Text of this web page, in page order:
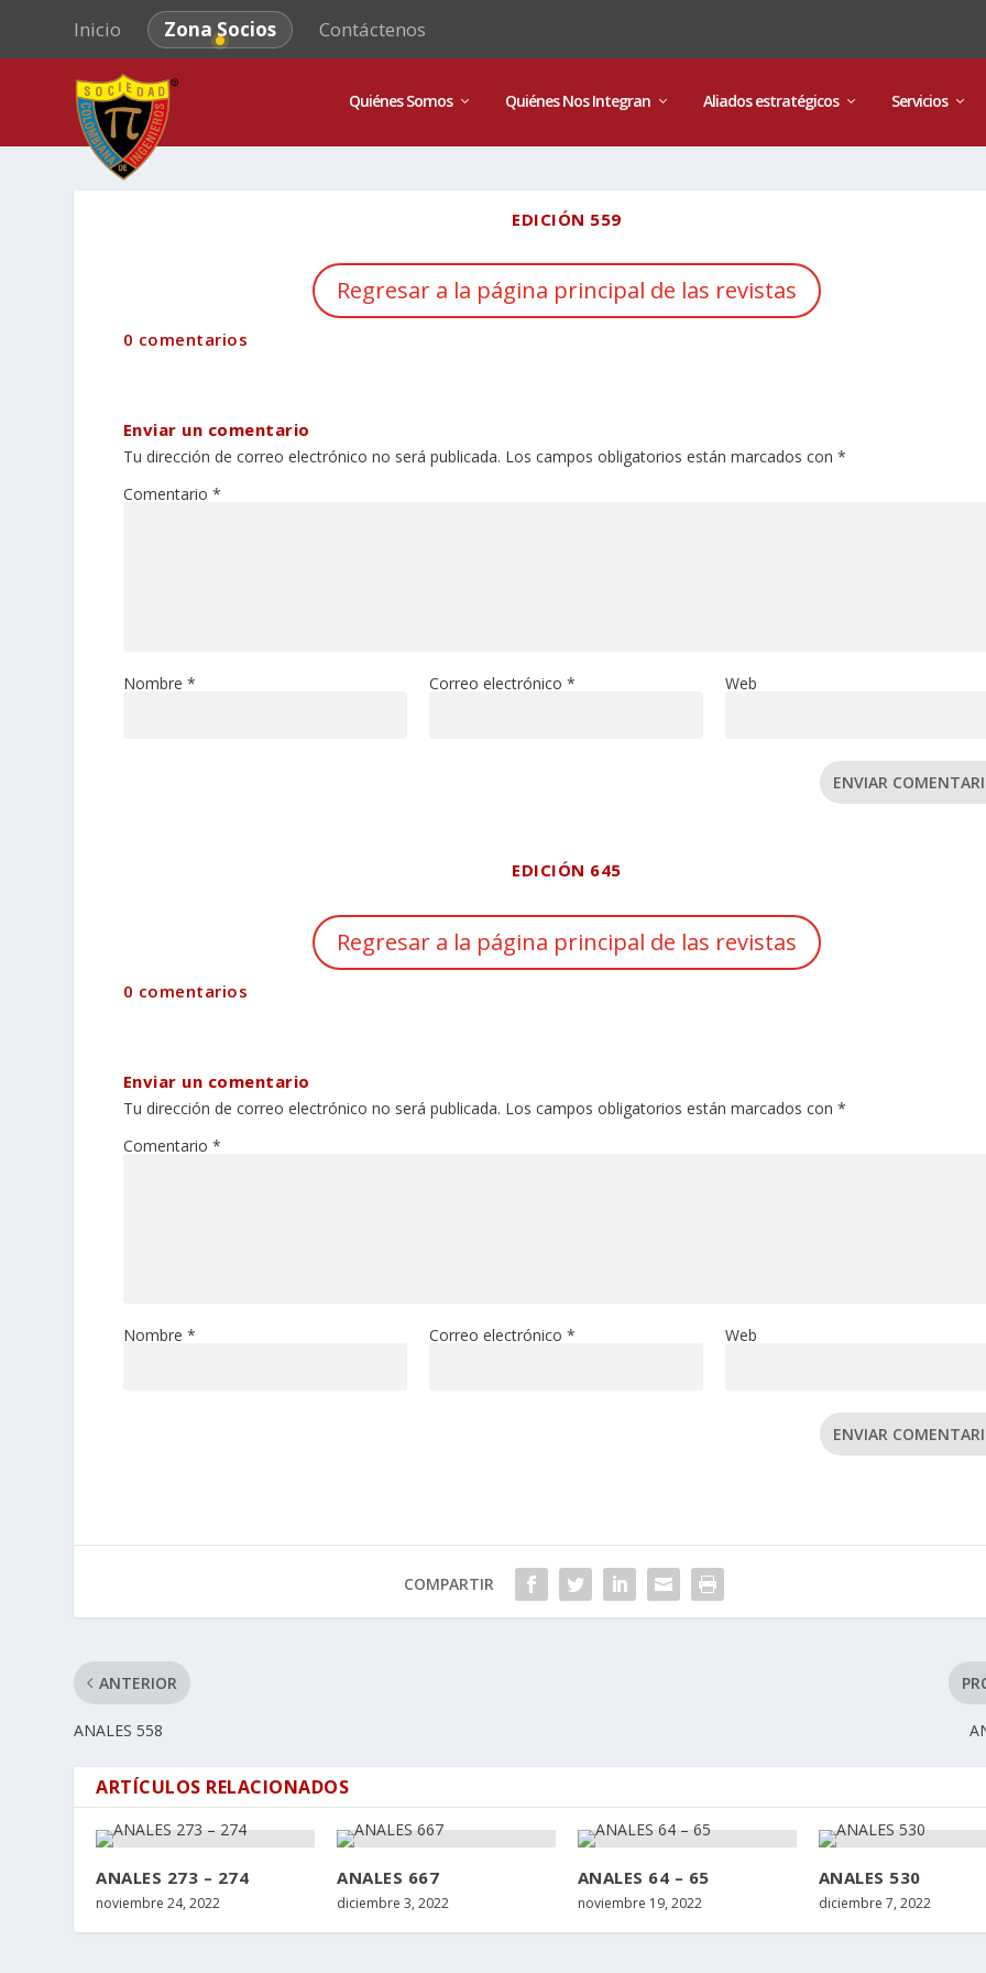
Inicio Zona Socios Contáctenos
Quiénes Somos Quiénes Nos Integran Aliados estratégicos Servicios
EDICIÓN 559
Regresar a la página principal de las revistas
0 comentarios
Enviar un comentario
Tu dirección de correo electrónico no será publicada. Los campos obligatorios están marcados con *
Comentario *
Nombre * Correo electrónico* Web
ENVIAR
EDICIÓN 645
Regresar a la página principal de las revistas
0 comentarios
Enviar un comentario
Tu dirección de correo electrónico no será publicada. Los campos obligatorios están marcados con *
Comentario *
Nombre * Correo electrónico* Web
ENVIAR
COMPARTIR
ANTERIOR
ANALES 558
ARTÍCULOS RELACIONADOS
ANALES 273 – 274
noviembre 24, 2022
ANALES 667
diciembre 3, 2022
ANALES 64 – 65
noviembre 19, 2022
ANALES 530
diciembre 7, 2022